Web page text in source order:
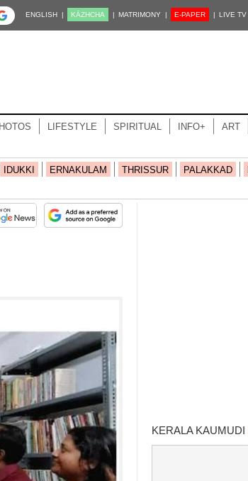
ENGLISH | KĀZHCHA | MATRIMONY | E-PAPER | LIVE TV
LIFESTYLE SPIRITUAL INFO+ ART
IDUKKI ERNAKULAM THRISSUR PALAKKAD
KERALA KAUMUDI